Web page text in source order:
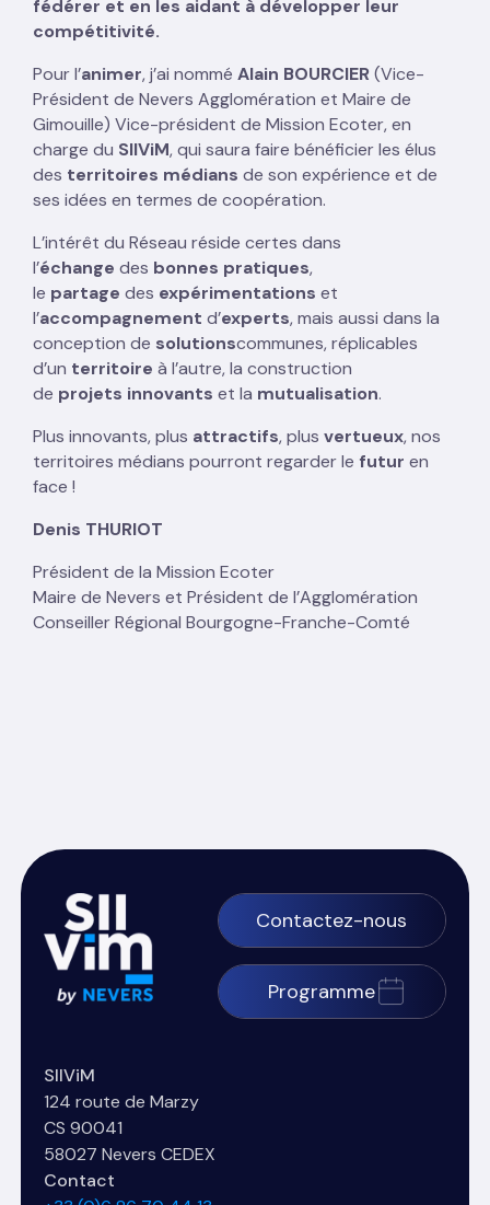
fédérer et en les aidant à développer leur
compétitivité.
Pour l’animer, j’ai nommé Alain BOURCIER(Vice-
Président de Nevers Agglomération et Maire de
Gimouille) Vice-président de Mission Ecoter, en
charge du SIIViM, qui saura faire bénéficier les élus
des territoires médians de son expérience et de
ses idées en termes de coopération.
L’intérêt du Réseau réside certes dans
l’échange des bonnes pratiques,
le partage des expérimentations et
l’accompagnement d’experts, mais aussi dans la
conception de solutionscommunes, réplicables
d’un territoire à l’autre, la construction
de projets innovants et la mutualisation.
Plus innovants, plus attractifs, plus vertueux, nos
territoires médians pourront regarder le futur en
face !
Denis THURIOT
Président de la Mission Ecoter
Maire de Nevers et Président de l’Agglomération
Conseiller Régional Bourgogne-Franche-Comté
Contactez-nous
Programme
SIIViM
124 route de Marzy
CS 90041
58027 Nevers CEDEX
Contact